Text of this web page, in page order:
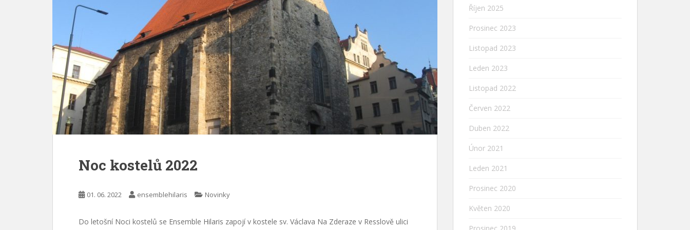
Noc kostelů 2022
01. 06. 2022 ensemblehilaris Novinky
Do letošní Noci kostelů se Ensemble Hilaris zapojí v kostele sv. Václava Na Zderaze v Resslově ulici
Říjen 2025
Prosinec 2023
Listopad 2023
Leden 2023
Listopad 2022
Červen 2022
Duben 2022
Únor 2021
Leden 2021
Prosinec 2020
Květen 2020